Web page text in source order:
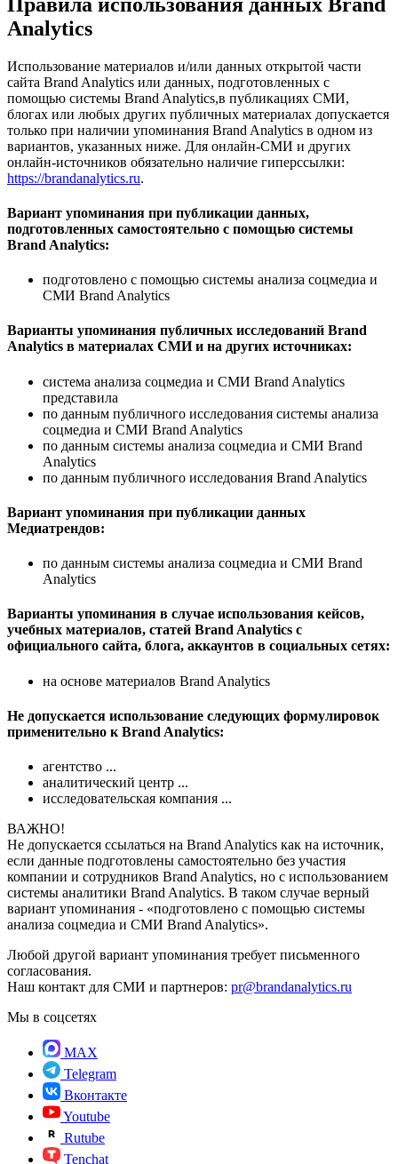
Analytics
Использование материалов и/или данных открытой части
сайта Brand Analytics или данных, подготовленных с
помощью системы Brand Analytics,в публикациях СМИ,
блогах или любых других публичных материалах допускается
только при наличии упоминания Brand Analytics в одном из
вариантов, указанных ниже. Для онлайн-СМИ и других
онлайн-источников обязательно наличие гиперссылки:
https://brandanalytics.ru.
Вариант упоминания при публикации данных,
подготовленных самостоятельно с помощью системы
Brand Analytics:
подготовлено с помощью системы анализа соцмедиа и
СМИ Brand Analytics
Варианты упоминания публичных исследований Brand
Analytics в материалах СМИ и на других источниках:
система анализа соцмедиа и СМИ Brand Analytics
представила
по данным публичного исследования системы анализа
соцмедиа и СМИ Brand Analytics
по данным системы анализа соцмедиа и СМИ Brand
Analytics
по данным публичного исследования Brand Analytics
Вариант упоминания при публикации данных
Медиатрендов:
по данным системы анализа соцмедиа и СМИ Brand
Analytics
Варианты упоминания в случае использования кейсов,
учебных материалов, статей Brand Analytics с
официального сайта, блога, аккаунтов в социальных сетях:
на основе материалов Brand Analytics
Не допускается использование следующих формулировок
применительно к Brand Analytics:
агентство ...
аналитический центр ...
исследовательская компания ...
ВАЖНО!
Не допускается ссылаться на Brand Analytics как на источник,
если данные подготовлены самостоятельно без участия
компании и сотрудников Brand Analytics, но с использованием
системы аналитики Brand Analytics. В таком случае верный
вариант упоминания - «подготовлено с помощью системы
анализа соцмедиа и СМИ Brand Analytics».
Любой другой вариант упоминания требует письменного
согласования.
Наш контакт для СМИ и партнеров: pr@brandanalytics.ru
Мы в соцсетях
MAX
Telegram
Вконтакте
Youtube
Rutube
Tenchat